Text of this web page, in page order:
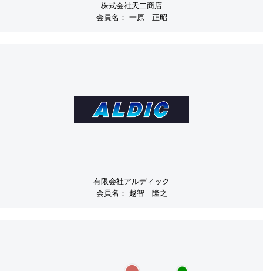
株式会社天二商店
会員名： 一原 正昭
有限会社アルディック
会員名：
越智 隆之